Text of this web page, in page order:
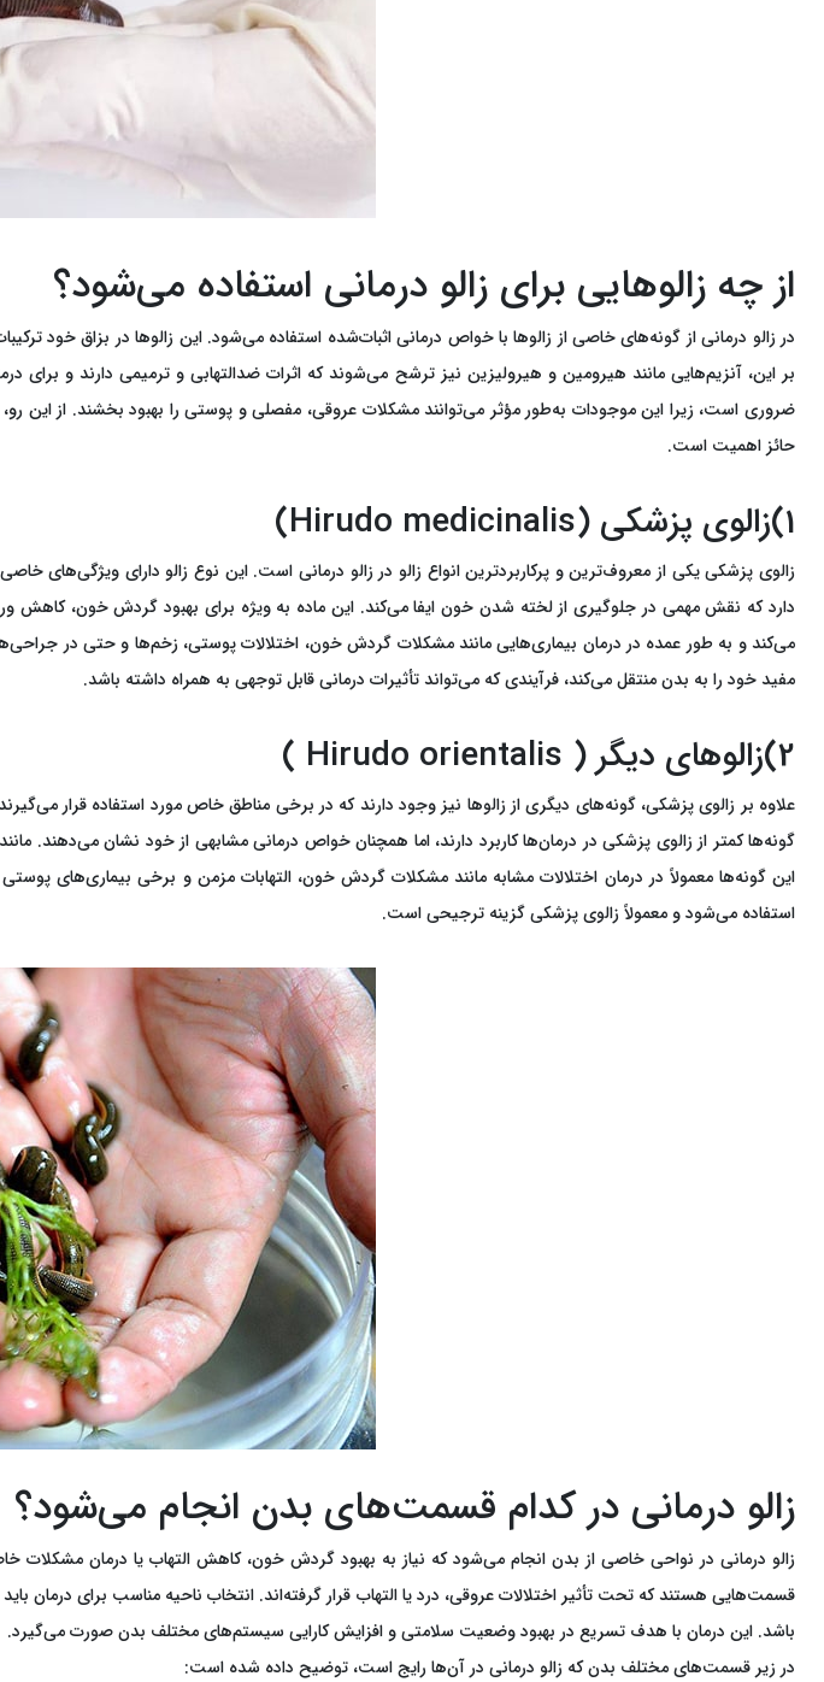
از چه زالو‌هایی برای زالو درمانی استفاده می‌شود؟
در زالو درمانی از گونه‌های خاصی از زالوها با خواص درمانی اثبات‌شده استفاده می‌شود. این زالوها در بزاق
بر این، آنزیم‌هایی مانند هیرومین و هیرولیزین نیز ترشح می‌شوند که اثرات ضدالتهابی و ترمیمی دارند و
ضروری است، زیرا این موجودات به‌طور مؤثر می‌توانند مشکلات عروقی، مفصلی و پوستی را بهبود بخشند. از این
حائز اهمیت است.
1)زالوی پزشکی (Hirudo medicinalis)
زالوی پزشکی یکی از معروف‌ترین و پرکاربردترین انواع زالو در زالو درمانی است. این نوع زالو دارای
دارد که نقش مهمی در جلوگیری از لخته شدن خون ایفا می‌کند. این ماده به ویژه برای بهبود گردش خون،
می‌کند و به طور عمده در درمان بیماری‌هایی مانند مشکلات گردش خون، اختلالات پوستی، زخم‌ها و حتی در
مفید خود را به بدن منتقل می‌کند، فرآیندی که می‌تواند تأثیرات درمانی قابل توجهی به همراه داشته باشد.
2)زالوهای دیگر ( Hirudo orientalis )
گونه‌ها کمتر از زالوی پزشکی در درمان‌ها کاربرد دارند، اما همچنان خواص درمانی مشابهی از خود نشان می‌دهند.
این گونه‌ها معمولاً در درمان اختلالات مشابه مانند مشکلات گردش خون، التهابات مزمن و برخی بیماری‌های
استفاده می‌شود و معمولاً زالوی پزشکی گزینه ترجیحی است.
زالو درمانی در کدام قسمت‌های بدن انجام می‌شود؟
زالو درمانی در نواحی خاصی از بدن انجام می‌شود که نیاز به بهبود گردش خون، کاهش التهاب یا درمان مشکلات
قسمت‌هایی هستند که تحت تأثیر اختلالات عروقی، درد یا التهاب قرار گرفته‌اند. انتخاب ناحیه مناسب برای درمان
باشد. این درمان با هدف تسریع در بهبود وضعیت سلامتی و افزایش کارایی سیستم‌های مختلف بدن صورت می‌گیرد.
در زیر قسمت‌های مختلف بدن که زالو درمانی در آن‌ها رایج است، توضیح داده شده است: